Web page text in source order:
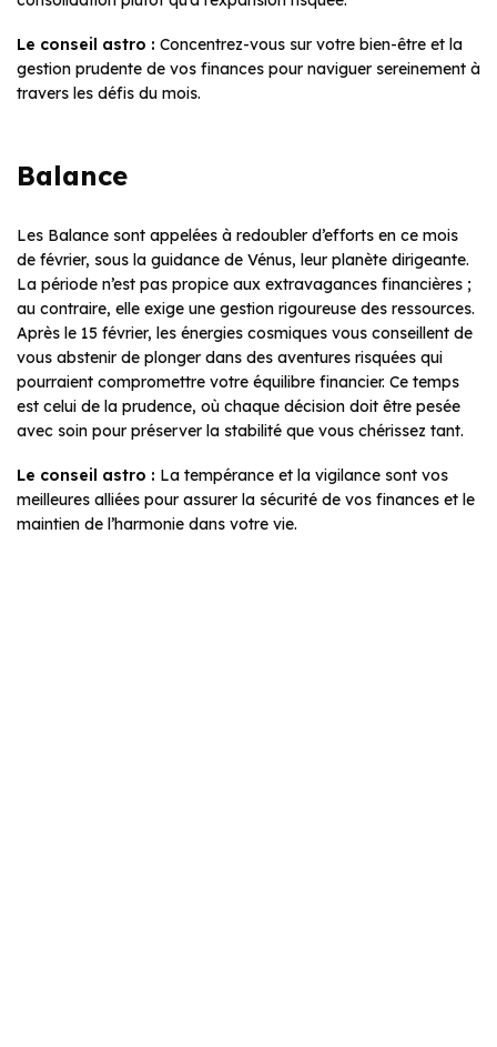
Le conseil astro : Concentrez-vous sur votre bien-être et la
gestion prudente de vos finances pour naviguer sereinement à
travers les défis du mois.
Balance
Les Balance sont appelées à redoubler d’efforts en ce mois
de février, sous la guidance de Vénus, leur planète dirigeante.
La période n’est pas propice aux extravagances financières ;
au contraire, elle exige une gestion rigoureuse des ressources.
Après le 15 février, les énergies cosmiques vous conseillent de
vous abstenir de plonger dans des aventures risquées qui
pourraient compromettre votre équilibre financier. Ce temps
est celui de la prudence, où chaque décision doit être pesée
avec soin pour préserver la stabilité que vous chérissez tant.
Le conseil astro : La tempérance et la vigilance sont vos
meilleures alliées pour assurer la sécurité de vos finances et le
maintien de l’harmonie dans votre vie.